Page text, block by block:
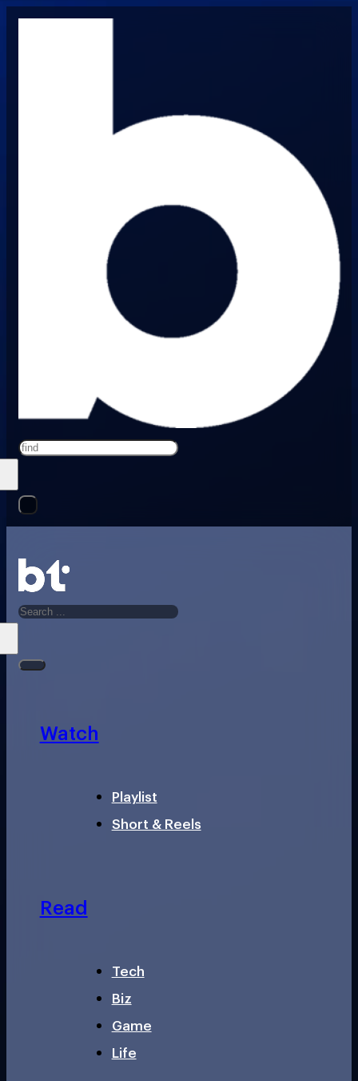
Search
Search
Watch
Playlist
Short & Reels
Read
Tech
Biz
Game
Life